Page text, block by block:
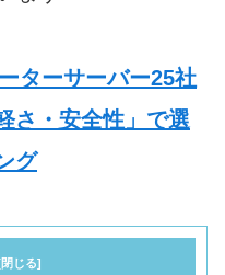
ターサーバー25社
さ・安全性」で選
グ